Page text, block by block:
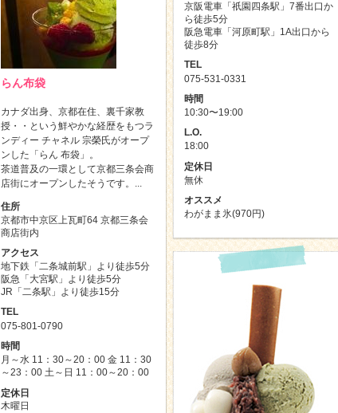
京阪電車「祇園四条駅」7番出口か
ら徒歩5分
阪急電車「河原町駅」1A出口から
徒歩8分
TEL
075-531-0331
時間
10:30〜19:00
L.O.
18:00
定休日
無休
オススメ
わがまま氷(970円)
らん布袋
カナダ出身、京都在住、裏千家教
授・・という鮮やかな経歴をもつラ
ンディー チャネル 宗榮氏がオープ
ンした「らん 布袋」。
茶道普及の一環として京都三条会商
店街にオープンしたそうです。...
住所
京都市中京区上瓦町64 京都三条会
商店街内
アクセス
地下鉄「二条城前駅」より徒歩5分
阪急「大宮駅」より徒歩5分
JR「二条駅」より徒歩15分
TEL
075-801-0790
時間
月～水 11：30～20：00 金 11：30
～23：00 土～日 11：00～20：00
定休日
木曜日